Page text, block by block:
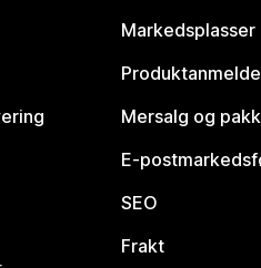
Markedsplasser
Mersalg og
E-
SEO
Frakt